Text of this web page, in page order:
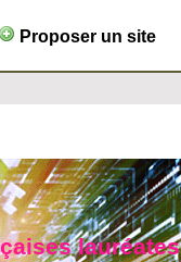
Proposer un site